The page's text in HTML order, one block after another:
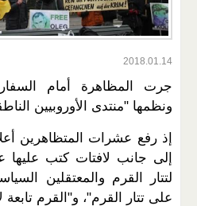
2018.01.14
جرت المظاهرة أمام
ونظمها "منتدى الأوروبيين
إذ رفع عشرات المتظاهرين
إلى جانب لافتات كتب عليها
لتتار القرم والمعتقلين
على تتار القرم"، و"القرم تابعة